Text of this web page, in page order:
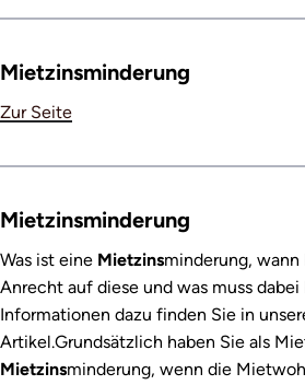
Mietzinsminderung
Zur Seite
Mietzinsminderung
Was ist eine Mietzinsminderung,
Anrecht auf diese und was muss
Informationen dazu finden Sie in
Artikel.Grundsätzlich haben Sie als
Mietzinsminderung, wenn die